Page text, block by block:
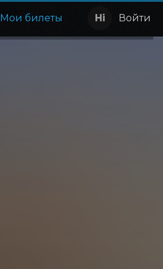
Мои билеты Войти